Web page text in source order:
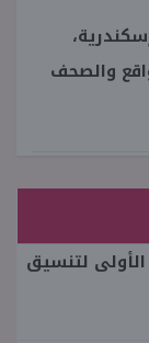
والصحف
لتنسيق